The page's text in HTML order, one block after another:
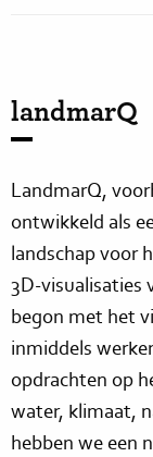
landmarQ
LandmarQ,
ontwikkeld als
landschap voor
3D-visualisaties
begon met het
inmiddels
opdrachten op
water, klimaat,
hebben we een